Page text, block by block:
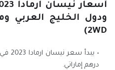
2WD)
درهم إماراتي.